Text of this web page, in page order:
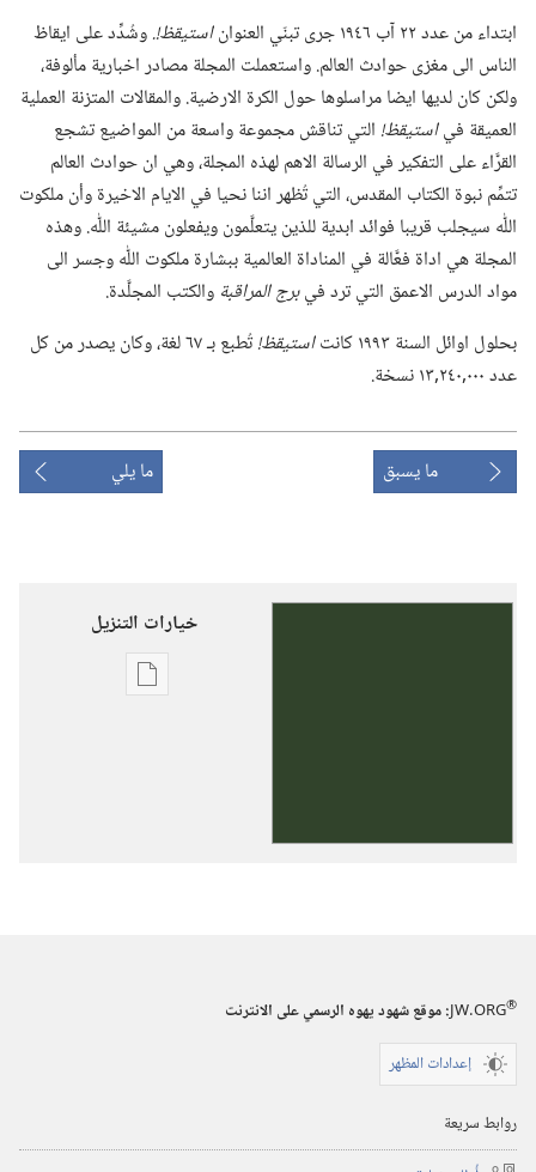
ابتداء من عدد ٢٢ آب ١٩٤٦ جرى تبنّي العنوان
استيقظ!‏.‏وشُدِّد على ايقاظ
الناس الى مغزى حوادث العالم.‏ واستعملت المجلة مصادر اخبارية مألوفة،‏
ولكن كان لديها ايضا مراسلوها حول الكرة الارضية.‏ والمقالات المتزنة العملية
العميقة فياستيقظ!‏ التي تناقش مجموعة واسعة من المواضيع تشجع
القرَّاء على التفكير في الرسالة الاهم لهذه المجلة،‏ وهي ان حوادث العالم
تتمِّم نبوة الكتاب المقدس،‏ التي تُظهر اننا نحيا في الايام الاخيرة وأن ملكوت
اللّٰه سيجلب قريبا فوائد ابدية للذين يتعلَّمون ويفعلون مشيئة اللّٰه.‏ وهذه
المجلة هي اداة فعَّالة في المناداة العالمية ببشارة ملكوت اللّٰه وجسر الى
مواد الدرس الاعمق التي ترد فيبرج المراقبة والكتب المجلَّدة.‏
بحلول اوائل السنة ١٩٩٣ كانت
استيقظ!‏
تُطبع بـ‍ ٦٧ لغة،‏ وكان يصدر من كل
عدد ٠٠٠‏,٢٤٠‏,١٣ نسخة.‏
ما يسبق ما يلي
خيارات التنزيل
خيارات
JW.ORG®
:‏ موقع شهود يهوه الرسمي على الانترنت
إعدادات المظهر
روابط سريعة